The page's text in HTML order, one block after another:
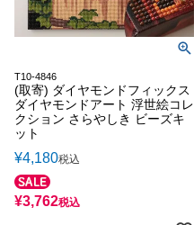
T10-4846
(取寄) ダイヤモンドフィックス
ダイヤモンドアート 浮世絵コレ
クション さらやしき ビーズキ
ット
¥4,180税込
¥3,762税込